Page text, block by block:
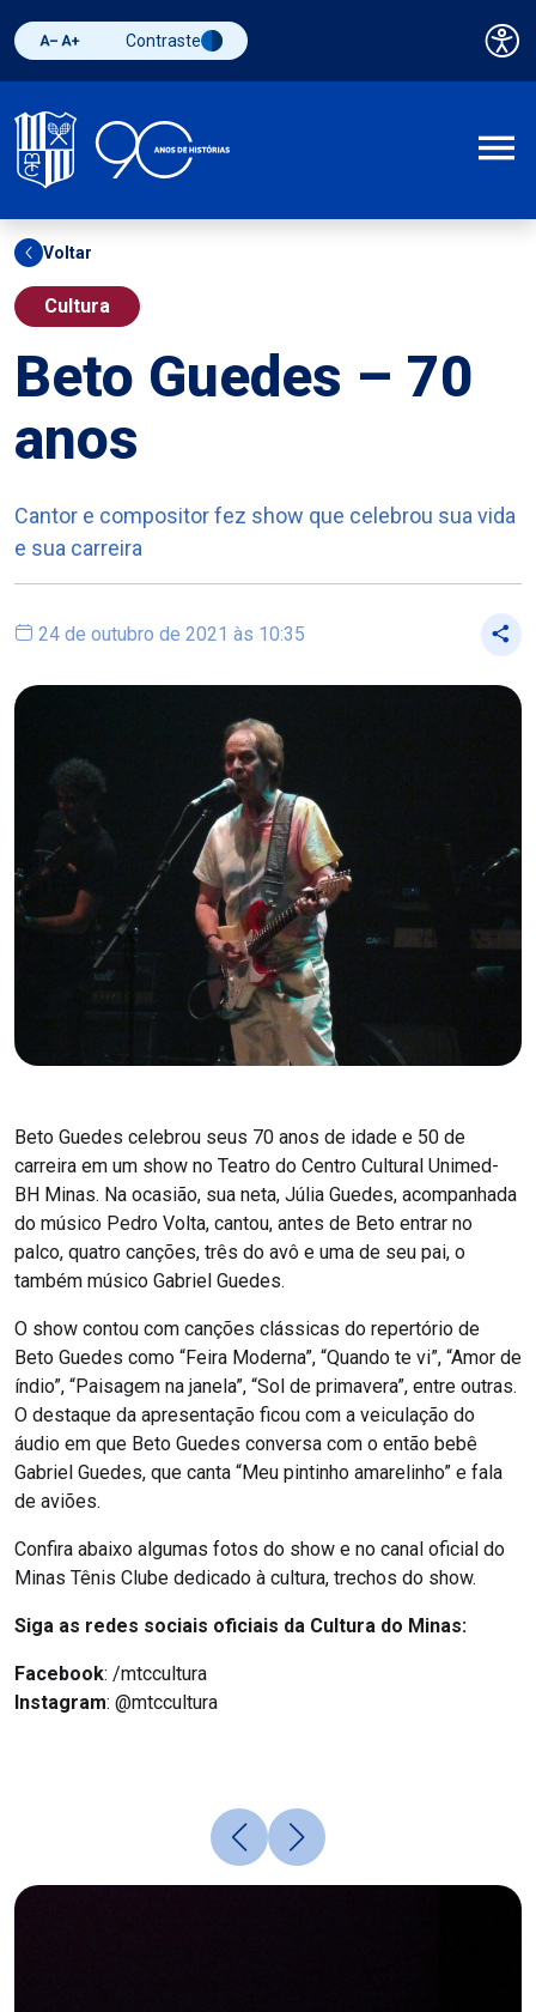
Diminuir fonte
Aumentar fonteAlternar contraste
Contraste
Voltar
Cultura
Beto Guedes – 70
anos
Cantor e compositor fez show que celebrou sua vida
e sua carreira
24 de outubro de 2021 às 10:35
Beto Guedes celebrou seus 70 anos de idade e 50 de
carreira em um show no Teatro do Centro Cultural Unimed-
BH Minas. Na ocasião, sua neta, Júlia Guedes, acompanhada
do músico Pedro Volta, cantou, antes de Beto entrar no
palco, quatro canções, três do avô e uma de seu pai, o
também músico Gabriel Guedes.
O show contou com canções clássicas do repertório de
Beto Guedes como “Feira Moderna”, “Quando te vi”, “Amor de
índio”, “Paisagem na janela”, “Sol de primavera”, entre outras.
O destaque da apresentação ficou com a veiculação do
áudio em que Beto Guedes conversa com o então bebê
Gabriel Guedes, que canta “Meu pintinho amarelinho” e fala
de aviões.
Confira abaixo algumas fotos do show e no canal oficial do
Minas Tênis Clube dedicado à cultura, trechos do show.
Siga as redes sociais oficiais da Cultura do Minas:
Facebook: /mtccultura
Instagram: @mtccultura